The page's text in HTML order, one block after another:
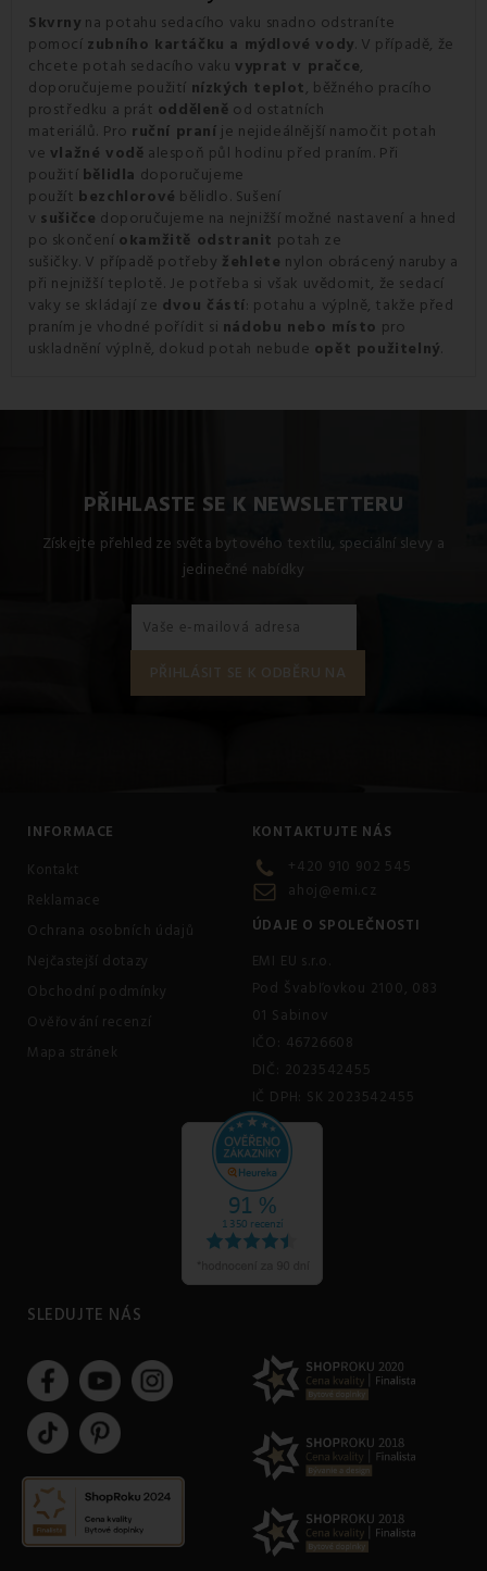
Skvrny na potahu sedacího vaku snadno odstraníte
pomocí zubního kartáčku a mýdlové vody. V případě, že
chcete potah sedacího vaku vyprat v pračce,
doporučujeme použití nízkých teplot, běžného pracího
prostředku a prát odděleně od ostatních
materiálů. Pro ruční praní je nejideálnější namočit potah
ve vlažné vodě alespoň půl hodinu před praním. Při
použití bělidla doporučujeme
použít bezchlorové bělidlo. Sušení
v sušičce doporučujeme na nejnižší možné nastavení a hned
po skončení okamžitě odstranit potah ze
sušičky. V případě potřeby žehlete nylon obrácený naruby a
při nejnižší teplotě. Je potřeba si však uvědomit, že sedací
vaky se skládají ze dvou částí: potahu a výplně, takže před
praním je vhodné pořídit si nádobu nebo místo pro
uskladnění výplně, dokud potah nebude opět použitelný.
PŘIHLASTE SE K NEWSLETTERU
Získejte přehled ze světa bytového textilu, speciální slevy a
jedinečné nabídky
INFORMACE
Kontakt
Reklamace
Ochrana osobních údajů
Nejčastejší dotazy
Obchodní podmínky
Ověřování recenzí
Mapa stránek
KONTAKTUJTE NÁS
+420 910 902 545
ahoj@emi.cz
ÚDAJE O SPOLEČNOSTI
EMI EU s.r.o.
Pod Švabľovkou 2100, 083
01 Sabinov
IČO: 46726608
DIČ: 2023542455
IČ DPH: SK 2023542455
SLEDUJTE NÁS